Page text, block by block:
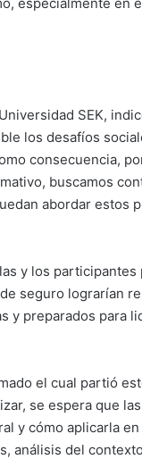
SEK,
los desafíos
consecuencia,
buscamos
abordar estos
y los participantes
seguro lograrían
y preparados para
el cual partió
se espera que
y cómo aplicarla
análisis del